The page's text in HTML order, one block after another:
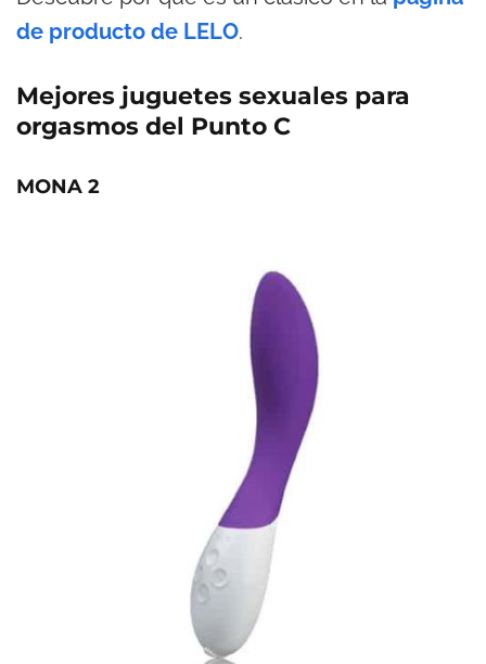
de producto de LELO.
Mejores juguetes sexuales para
orgasmos del Punto C
MONA 2